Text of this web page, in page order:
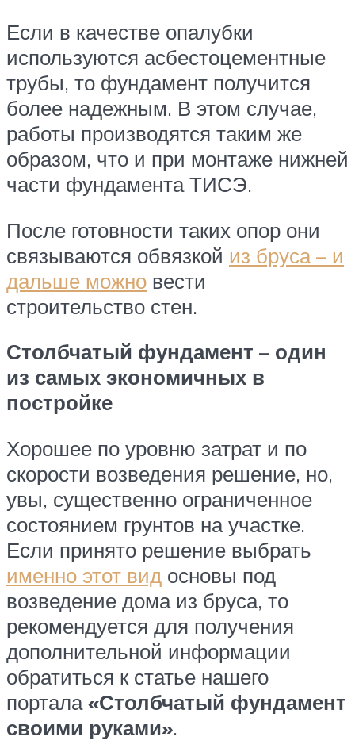
Если в качестве опалубки
используются асбестоцементные
трубы, то фундамент получится
более надежным. В этом случае,
работы производятся таким же
образом, что и при монтаже нижней
части фундамента ТИСЭ.
После готовности таких опор они
связываются обвязкой из бруса – и
дальше можно вести
строительство стен.
Столбчатый фундамент – один
из самых экономичных в
постройке
Хорошее по уровню затрат и по
скорости возведения решение, но,
увы, существенно ограниченное
состоянием грунтов на участке.
Если принято решение выбрать
именно этот вид основы под
возведение дома из бруса, то
рекомендуется для получения
дополнительной информации
обратиться к статье нашего
портала«Столбчатый фундамент
своими руками».